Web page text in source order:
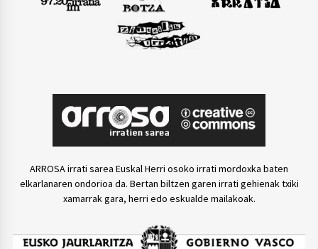
ARROSA irrati sarea Euskal Herri osoko irrati mordoxka baten
elkarlanaren ondorioa da. Bertan biltzen garen irrati gehienak txiki
xamarrak gara, herri edo eskualde mailakoak.